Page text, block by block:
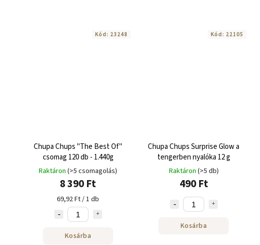
Chupa Chups "The Best Of"
csomag 120 db - 1.440g
Raktáron (>5 csomagolás)
8 390 Ft
69,92 Ft / 1 db
Kosárba
Kód: 23248
Chupa Chups Surprise Glow a
tengerben nyalóka 12 g
Raktáron (>5 db)
490 Ft
Kosárba
Kód: 22105